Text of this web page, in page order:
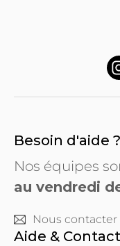
Besoin d'aide ?
Nos équipes
au vendredi
Nous contacter
Aide & Contact